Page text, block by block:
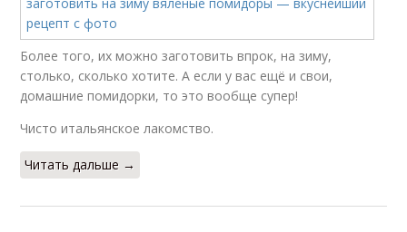
Более того, их можно заготовить впрок, на зиму,
столько, сколько хотите. А если у вас ещё и свои,
домашние помидорки, то это вообще супер!
Чисто итальянское лакомство.
Читать дальше →